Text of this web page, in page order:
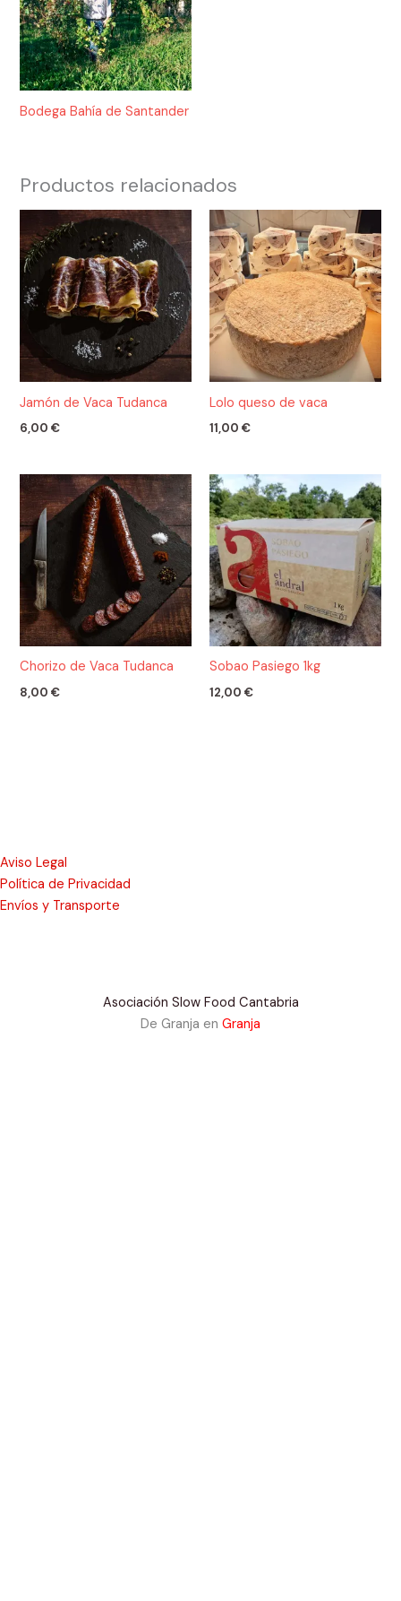
Bodega Bahía de Santander
Productos relacionados
Jamón de Vaca Tudanca
6,00€
Lolo queso de vaca
11,00 €
Chorizo de Vaca Tudanca
8,00€
Sobao Pasiego 1kg
12,00 €
Aviso Legal
Política de Privacidad
Envíos y Transporte
Asociación Slow Food Cantabria
De Granja en Granja